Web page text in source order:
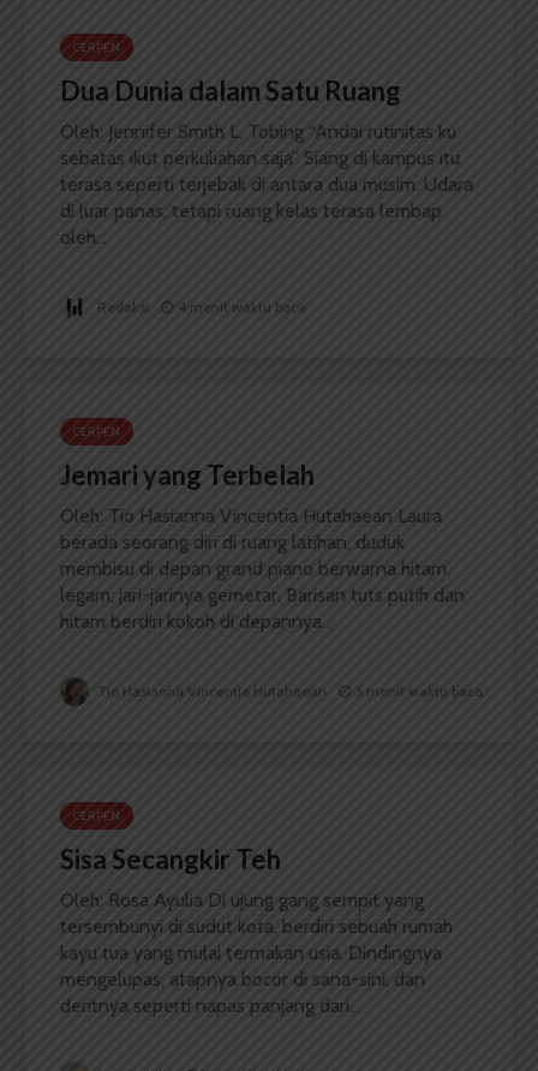
CERPEN
Dua Dunia dalam Satu Ruang
Oleh: Jennifer Smith L. Tobing “Andai rutinitas ku
sebatas ikut perkuliahan saja” Siang di kampus itu
terasa seperti terjebak di antara dua musim. Udara
di luar panas, tetapi ruang kelas terasa lembap
oleh...
Redaksi 4 menit waktu baca
CERPEN
Jemari yang Terbelah
Oleh: Tio Hasianna Vincentia Hutahaean Laura
berada seorang diri di ruang latihan, duduk
membisu di depan grand piano berwarna hitam
legam, jari-jarinya gemetar. Barisan tuts putih dan
hitam berdiri kokoh di depannya...
Tio Hasianna Vincentia Hutahaean 3 menit waktu baca
CERPEN
Sisa Secangkir Teh
Oleh: Rosa Ayulia Di ujung gang sempit yang
tersembunyi di sudut kota, berdiri sebuah rumah
kayu tua yang mulai termakan usia. Dindingnya
mengelupas, atapnya bocor di sana-sini, dan
deritnya seperti napas panjang dari...